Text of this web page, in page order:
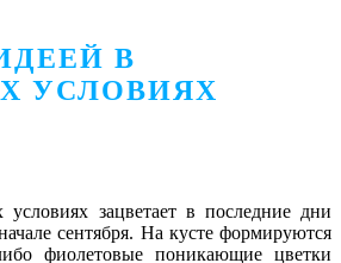
В
УСЛОВИЯХ
зацветает в последние дни
сентября. На кусте формируются
фиолетовые поникающие цветки